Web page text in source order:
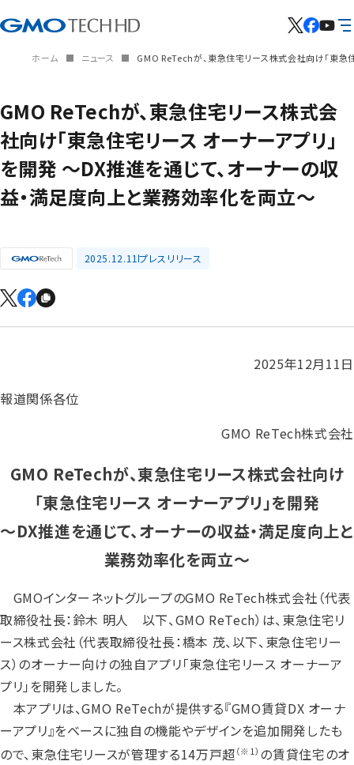
ホーム ニュース GMO ReTechが、東急住宅リース株式会社向け「東急
GMO ReTechが、東急住宅リース株式会
社向け「東急住宅リース オーナーアプリ」
を開発 〜DX推進を通じて、オーナーの収
益・満足度向上と業務効率化を両立〜
2025.12.11 プレスリリース
2025年12月11日
報道関係各位
GMO ReTech株式会社
GMO ReTechが、東急住宅リース株式会社向け
「東急住宅リース オーナーアプリ」を開発
〜DX推進を通じて、オーナーの収益・満足度向上と
業務効率化を両立〜
GMOインターネットグループのGMO ReTech株式会社（代表
取締役社長：鈴木 明人 以下、GMO ReTech）は、東急住宅リ
ース株式会社（代表取締役社長：橋本 茂、以下、東急住宅リー
ス）のオーナー向けの独自アプリ「東急住宅リース オーナーア
プリ」を開発しました。
本アプリは、GMO ReTechが提供する『GMO賃貸DX オーナ
ーアプリ』をベースに独自の機能やデザインを追加開発したも
ので、東急住宅リースが管理する14万戸超 （※1） の賃貸住宅のオ